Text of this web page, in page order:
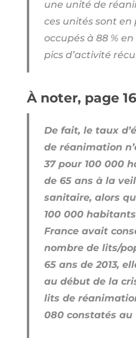
une unité de
ces unités sont
occupés à 88 %
pics d’activité
À noter, page
De fait, le taux
de réanimation
37 pour 100 000
de 65 ans à la
sanitaire, alors
100 000 habitants
France avait
nombre de lits/
65 ans de 2013,
au début de la
lits de
080 constatés au